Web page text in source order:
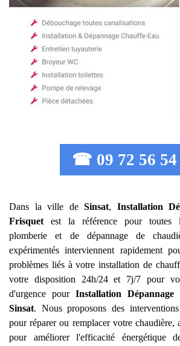
☎ 09 72 56 54
Dans la ville deSinsat, Installation
Frisquet est la référence pour toutes
plomberie et de dépannage de
expérimentés interviennent rapidement
problèmes liés à votre installation de
votre disposition 24h/24 et 7j/7 pour
d'urgence pourInstallation
Sinsat. Nous proposons des
pour réparer ou remplacer votre chaudière,
pour améliorer l'efficacité énergétique